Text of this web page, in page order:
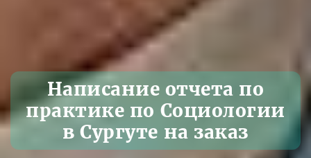
Написание отчета по
практике по Социологии
в Сургуте на заказ